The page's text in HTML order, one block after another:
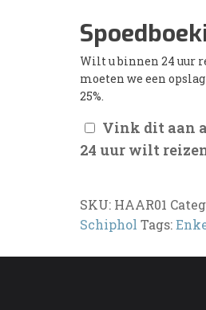
Wilt u binnen 24 uur
moeten we een
25%.
Vink dit aan
24 uur wilt
SKU: HAAR01
Schiphol Tags: